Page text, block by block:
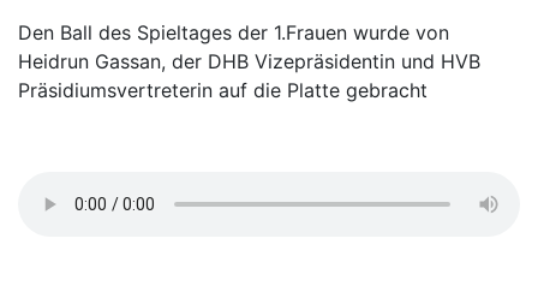
Den Ball des Spieltages der 1.Frauen wurde von
Heidrun Gassan, der DHB Vizepräsidentin und HVB
Präsidiumsvertreterin auf die Platte gebracht